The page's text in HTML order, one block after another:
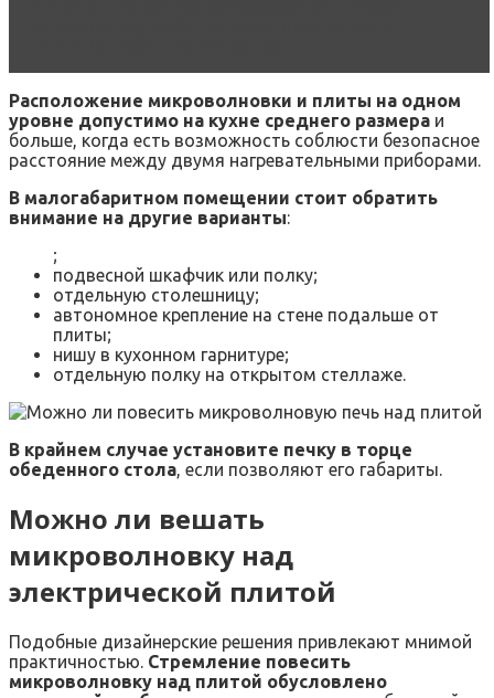
Расположение микроволновки и плиты на одном
уровне допустимо на кухне среднего размера и
больше, когда есть возможность соблюсти безопасное
расстояние между двумя нагревательными приборами.
В малогабаритном помещении стоит обратить
внимание на другие варианты:
;
подвесной шкафчик или полку;
отдельную столешницу;
автономное крепление на стене подальше от
плиты;
нишу в кухонном гарнитуре;
отдельную полку на открытом стеллаже.
В крайнем случае установите печку в торце
обеденного стола , если позволяют его габариты.
Можно ли вешать
микроволновку над
электрической плитой
Подобные дизайнерские решения привлекают мнимой
практичностью. Стремление повесить
микроволновку над плитой обусловлено